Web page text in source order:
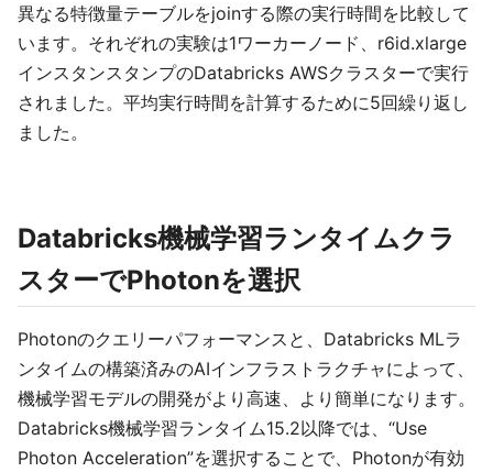
異なる特徴量テーブルをjoinする際の実行時間を比較して
います。それぞれの実験は1ワーカーノード、r6id.xlarge
インスタンスタンプのDatabricks AWSクラスターで実行
されました。平均実行時間を計算するために5回繰り返し
ました。
Databricks機械学習ランタイムクラ
スターでPhotonを選択
Photonのクエリーパフォーマンスと、Databricks MLラ
ンタイムの構築済みのAIインフラストラクチャによって、
機械学習モデルの開発がより高速、より簡単になります。
Databricks機械学習ランタイム15.2以降では、“Use
Photon Acceleration”を選択することで、Photonが有効